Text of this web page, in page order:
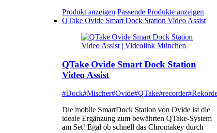
Produkt anzeigen Passende Produkte anzeigen
QTake Ovide Smart Dock Station Video Assist
QTake Ovide Smart Dock Station
Video Assist
#Dock#Mischer#Ovide#QTake#recorder
Die mobile SmartDock Station von Ovide ist die
ideale Ergänzung zum bewährten QTake-System
am Set! Egal ob schnell das Chromakey durch